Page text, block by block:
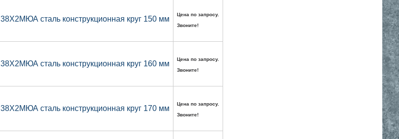
38Х2МЮА сталь конструкционная круг 150 мм
Цена по запросу.
Звоните!
38Х2МЮА сталь конструкционная круг 160 мм
Цена по запросу.
Звоните!
38Х2МЮА сталь конструкционная круг 170 мм
Цена по запросу.
Звоните!